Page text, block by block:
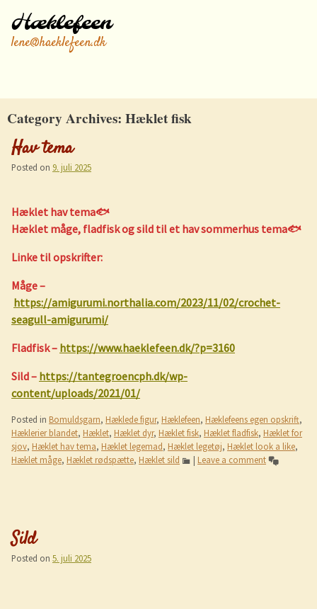
Hæklefeen
lene@haeklefeen.dk
Category Archives: Hæklet fisk
Hav tema
Posted on 9. juli 2025
Hæklet hav tema🐟
Hæklet måge, fladfisk og sild til et hav sommerhus tema🐟
Linke til opskrifter:
Måge –
https://amigurumi.northalia.com/2023/11/02/crochet-
seagull-amigurumi/
Fladfisk – https://www.haeklefeen.dk/?p=3160
Sild – https://tantegroencph.dk/wp-
content/uploads/2021/01/
Posted in Bomuldsgarn, Hæklede figur, Hæklefeen, Hæklefeens egen opskrift,
Hæklerier blandet, Hæklet, Hæklet dyr, Hæklet fisk, Hæklet fladfisk, Hæklet for
sjov, Hæklet hav tema, Hæklet legemad, Hæklet legetøj, Hæklet look a like,
Hæklet måge, Hæklet rødspætte, Hæklet sild | Leave a comment
Sild
Posted on 5. juli 2025